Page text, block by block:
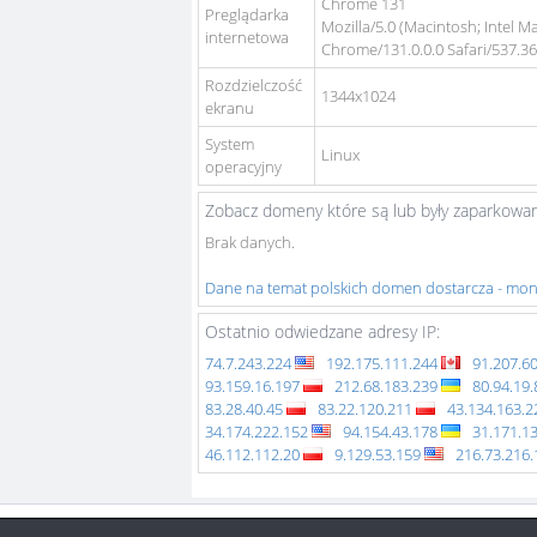
Preglądarka
internetowa
Mozilla/5.0 (Macintosh; Intel
Chrome/131.0.0.0 Safari/
Rozdzielczość
ekranu
1344x1024
System
operacyjny
Linux
Zobacz domeny które są lub były
Brak danych.
Dane na temat polskich domen dostarcza -
Ostatnio odwiedzane adresy IP:
74.7.243.224 192.175.111.244
93.159.16.197
212.68.183.239
83.28.40.45
83.22.120.211
34.174.222.152
94.154.43.178
46.112.112.20
9.129.53.159